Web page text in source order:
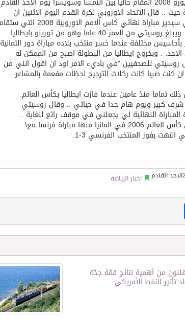
جاهزة ومتخصصة في مجال الطاقة
.. قال الاتحاد الاوروبي لكرة القدم اليوم الاثنين ان
نهائي كاس الامم الاوروبية 2008 التي ستقام
40 عاما وهو من تورينو بايطاليا
مختلفة عندما خسر منتخب بلاده مباراة دور الثمانية
روسيتي للصحفيين "في باديء الامر اود ان اقول انني من
صبيا كانت ركلات الترجيح لحظات مفعمة بالمشاعر
تماما منذ عامين عندما فازت ايطاليا بكأس العالم.
شرف كبير ويوم هام جدا في حياتي .. وقال روسيتي
المباراة النهائية لي يجعلني في موقف رائع للغاية ..
مباراة فرنسا مع\
بفوز المنتخب الفرنسي 3-1.
اخبار الرياضة
من أهمية نتائج قمّة جدّة
تأثير النفط الأمريكي